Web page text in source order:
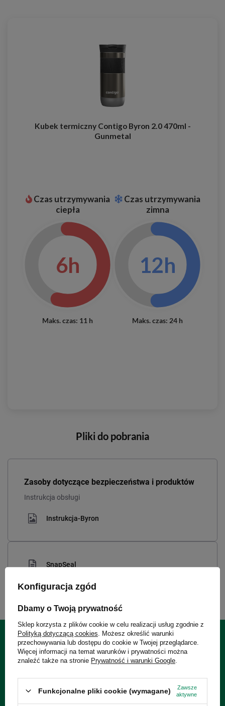
Kubek termiczny Contigo Byron 2.0 470ml -
Gunmetal
Czas utrzymywania
ciepła
6h
Maks. czas: 11 h
Czas utrzymywania
zimna
12h
Maks. czas: 24 h
Pliki do pobrania
Zasoby dotyczące bezpieczeństwa i produktów
Instrukcja obsługi
Instrukcja-Byron
SnapSeal
2 lata gwarancji
2 lata gwarancji
Konfiguracja zgód
Dbamy o Twoją prywatność
Sklep korzysta z plików cookie w celu realizacji usług zgodnie z
Polityką dotyczącą cookies . Możesz określić warunki
przechowywania lub dostępu do cookie w Twojej przeglądarce.
Więcej informacji na temat warunków i prywatności można
znaleźć także na stronie Prywatność i warunki Google
Funkcjonalne pliki cookie (wymagane)
Zawsze
aktywne